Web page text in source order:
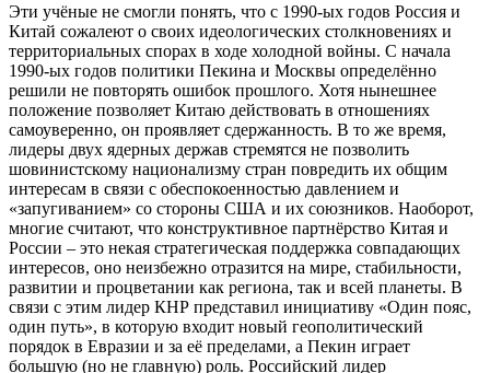
Эти учёные не смогли понять, что с 1990-ых годов Россия и
Китай сожалеют о своих идеологических столкновениях и
территориальных спорах в ходе холодной войны. С начала
1990-ых годов политики Пекина и Москвы определённо
решили не повторять ошибок прошлого. Хотя нынешнее
положение позволяет Китаю действовать в отношениях
самоуверенно, он проявляет сдержанность. В то же время,
лидеры двух ядерных держав стремятся не позволить
шовинистскому национализму стран повредить их общим
интересам в связи с обеспокоенностью давлением и
«запугиванием» со стороны США и их союзников. Наоборот,
многие считают, что конструктивное партнёрство Китая и
России – это некая стратегическая поддержка совпадающих
интересов, оно неизбежно отразится на мире, стабильности,
развитии и процветании как региона, так и всей планеты. В
связи с этим лидер КНР представил инициативу «Один пояс,
один путь», в которую входит новый геополитический
порядок в Евразии и за её пределами, а Пекин играет
большую (но не главную) роль. Российский лидер